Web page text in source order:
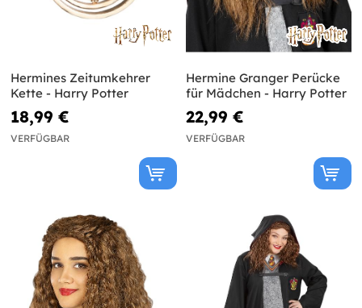
Hermines Zeitumkehrer
Kette - Harry Potter
18,99 €
VERFÜGBAR
Hermine Granger Perücke
für Mädchen - Harry Potter
22,99 €
VERFÜGBAR